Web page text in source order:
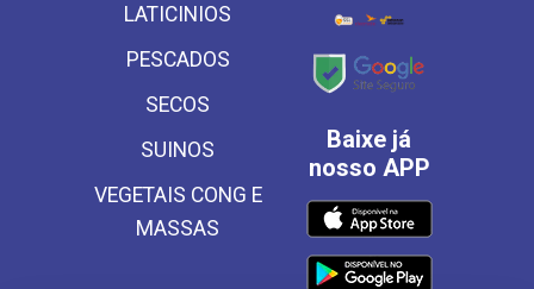
LATICINIOS
PESCADOS
SECOS
SUINOS
VEGETAIS CONG E
MASSAS
Baixe já
nosso APP